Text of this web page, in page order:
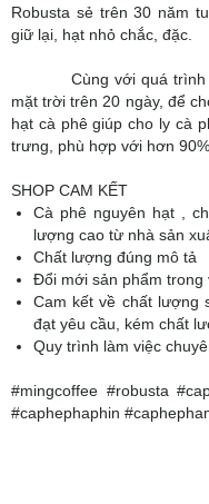
Robusta sẻ trên 30 năm
giữ lại, hạt nhỏ chắc, đặc.
Cùng với quá trình
mặt trời trên 20 ngày, để
hạt cà phê giúp cho ly cà
trưng, phù hợp với hơn
SHOP CAM KẾT
Cà phê nguyên hạt ,
lượng cao từ nhà sản
Chất lượng đúng mô tả
Đổi mới sản phẩm trong
Cam kết về chất lượng
đạt yêu cầu, kém chất
Quy trình làm việc
#mingcoffee #robusta
#caphephaphin